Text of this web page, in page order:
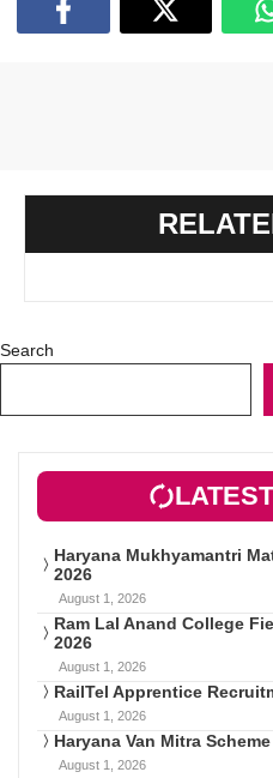
Search
Haryana Mukhyamantri
2026
August 1, 2026
Ram Lal Anand College
2026
August 1, 2026
RailTel Apprentice
August 1, 2026
Haryana Van Mitra
August 1, 2026